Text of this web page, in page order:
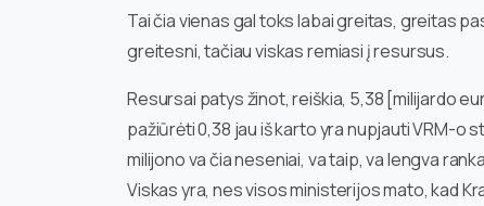
Tai čia vienas gal toks labai greitas, greitas
greitesni, tačiau viskas remiasi į resursus.
Resursai patys žinot, reiškia, 5,38 [milijardo
pažiūrėti 0,38 jau iš karto yra nupjauti VRM-o
milijono va čia neseniai, va taip, va lengva
Viskas yra, nes visos ministerijos mato, kad